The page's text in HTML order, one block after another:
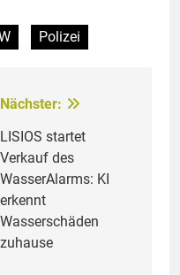
Polizei
Nächster:
LISIOS startet
Verkauf des
WasserAlarms: KI
erkennt
Wasserschäden
zuhause